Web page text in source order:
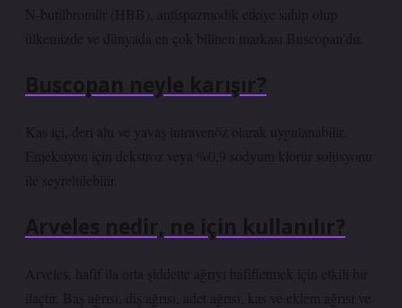
N-butilbromür (HBB), antispazmodik etkiye sahip olup
ülkemizde ve dünyada en çok bilinen markası Buscopan’dır.
Buscopan neyle karışır?
Kas içi, deri altı ve yavaş intravenöz olarak uygulanabilir.
Enjeksiyon için dekstroz veya %0,9 sodyum klorür solüsyonu
ile seyreltilebilir.
Arveles nedir, ne için kullanılır?
Arveles, hafif ila orta şiddette ağrıyı hafifletmek için etkili bir
ilaçtır. Baş ağrısı, diş ağrısı, adet ağrısı, kas ve eklem ağrısı ve